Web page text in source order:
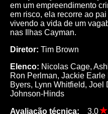
em um empreendimento
em risco, ela recorre ao
vivendo a vida de um
nas Ilhas Cayman.
Diretor: Tim Brown
Elenco: Nicolas Cage,
Ron Perlman, Jackie Earle
Byers, Lynn Whitfield, Joel
Johnson-Hinds
Avaliação técnica: 3,0